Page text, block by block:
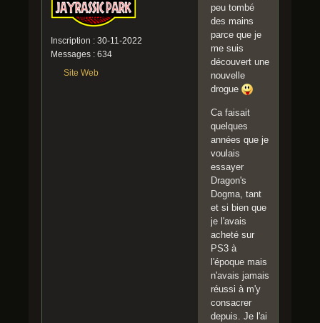
Inscription : 30-11-2022
Messages : 634
Site Web
peu tombé
des mains
parce que je
me suis
découvert une
nouvelle
drogue
Ca faisait
quelques
années que je
voulais
essayer
Dragon's
Dogma, tant
et si bien que
je l'avais
acheté sur
PS3 à
l'époque mais
n'avais jamais
réussi à m'y
consacrer
depuis. Je l'ai